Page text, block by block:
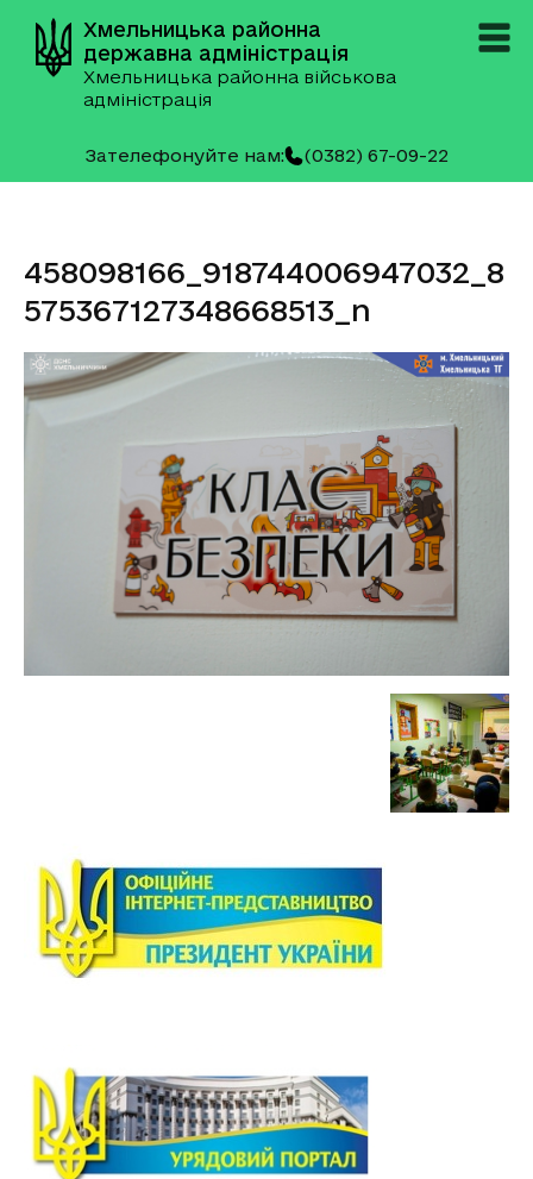
Хмельницька районна
державна адміністрація
Хмельницька районна військова
адміністрація
Зателефонуйте нам: (0382) 67-09-22
458098166_918744006947032_8
575367127348668513_n